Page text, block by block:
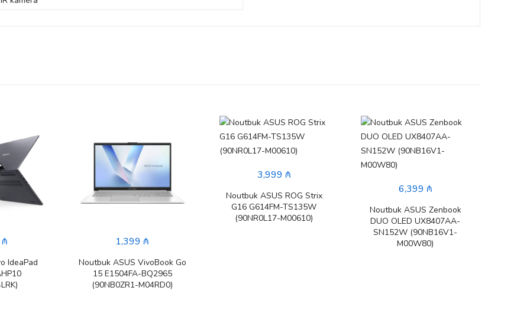
IdeaPad
1,399 ₼
Noutbuk ASUS VivoBook Go
15 E1504FA-BQ2965
(90NB0ZR1-M04RD0)
3,999 ₼
Noutbuk ASUS ROG Strix
G16 G614FM-TS135W
(90NR0L17-M00610)
6,399 ₼
Noutbuk ASUS Zenbook
DUO OLED UX8407AA-
SN152W (90NB16V1-
M00W80)